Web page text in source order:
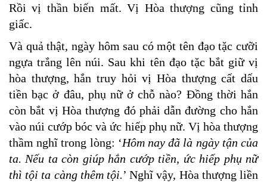
Rồi vị thần biến mất. Vị Hòa thượng cũng tỉnh
giấc.
Và quả thật, ngày hôm sau có một tên đạo tặc cưỡi
ngựa trắng lên núi. Sau khi tên đạo tặc bắt giữ vị
hòa thượng, hắn truy hỏi vị Hòa thượng cất dấu
tiền bạc ở đâu, phụ nữ ở chỗ nào? Đồng thời hắn
còn bắt vị Hòa thượng đó phải dẫn đường cho hắn
vào núi cướp bóc và ức hiếp phụ nữ. Vị hòa thượng
thầm nghĩ trong lòng: ‘Hôm nay đã là ngày tận của
ta. Nếu ta còn giúp hắn cướp tiền, ức hiếp phụ nữ
thì tội ta càng thêm tội.’ Nghĩ vậy, Hòa thượng liền